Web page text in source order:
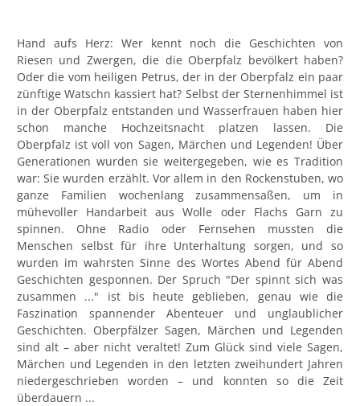
Hand aufs Herz: Wer kennt noch die Geschichten von
Riesen und Zwergen, die die Oberpfalz bevölkert haben?
Oder die vom heiligen Petrus, der in der Oberpfalz ein paar
zünftige Watschn kassiert hat? Selbst der Sternenhimmel ist
in der Oberpfalz entstanden und Wasserfrauen haben hier
schon manche Hochzeitsnacht platzen lassen. Die
Oberpfalz ist voll von Sagen, Märchen und Legenden! Über
Generationen wurden sie weitergegeben, wie es Tradition
war: Sie wurden erzählt. Vor allem in den Rockenstuben, wo
ganze Familien wochenlang zusammensaßen, um in
mühevoller Handarbeit aus Wolle oder Flachs Garn zu
spinnen. Ohne Radio oder Fernsehen mussten die
Menschen selbst für ihre Unterhaltung sorgen, und so
wurden im wahrsten Sinne des Wortes Abend für Abend
Geschichten gesponnen. Der Spruch "Der spinnt sich was
zusammen ..." ist bis heute geblieben, genau wie die
Faszination spannender Abenteuer und unglaublicher
Geschichten. Oberpfälzer Sagen, Märchen und Legenden
sind alt – aber nicht veraltet! Zum Glück sind viele Sagen,
Märchen und Legenden in den letzten zweihundert Jahren
niedergeschrieben worden – und konnten so die Zeit
überdauern ...